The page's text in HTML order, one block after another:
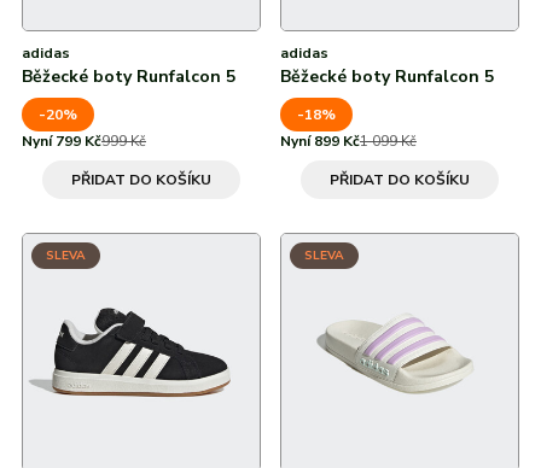
adidas
Běžecké boty Runfalcon 5
-20%
Nyní 799 Kč999 Kč
PŘIDAT DO KOŠÍKU
adidas
Běžecké boty Runfalcon 5
-18%
Nyní 899 Kč1 099 Kč
PŘIDAT DO KOŠÍKU
SLEVA SLEVA